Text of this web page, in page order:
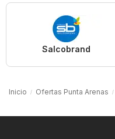
Salcobrand
Inicio Ofertas Punta Arenas